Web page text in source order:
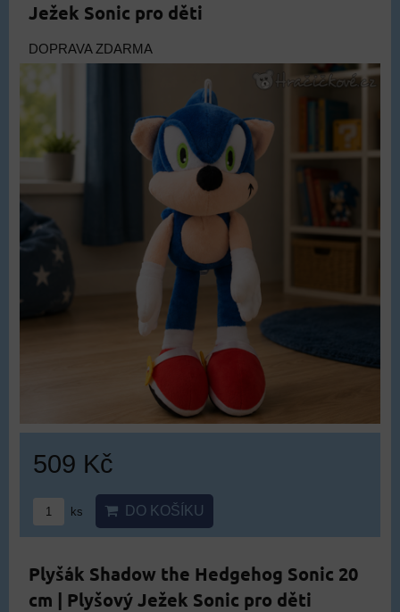
Ježek Sonic pro děti
DOPRAVA ZDARMA
509 Kč
ks DO KOŠÍKU
Plyšák Shadow the Hedgehog Sonic 20
cm | Plyšový Ježek Sonic pro děti